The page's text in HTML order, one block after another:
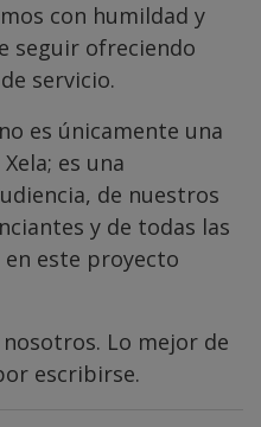
con humildad y
seguir ofreciendo
servicio.
es únicamente una
es una
de nuestros
y de todas las
este proyecto
Lo mejor de
escribirse.